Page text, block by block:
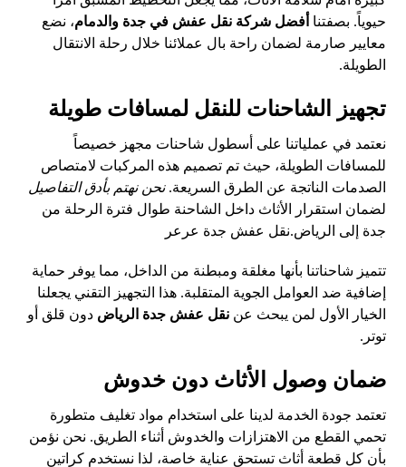
حيوياً. بصفتنا أفضل شركة نقل عفش في جدة والدمام، نضع
معايير صارمة لضمان راحة بال عملائنا خلال رحلة الانتقال
الطويلة.
تجهيز الشاحنات للنقل لمسافات طويلة
نعتمد في عملياتنا على أسطول شاحنات مجهز خصيصاً
للمسافات الطويلة، حيث تم تصميم هذه المركبات لامتصاص
الصدمات الناتجة عن الطرق السريعة.نحن نهتم بأدق التفاصيل
لضمان استقرار الأثاث داخل الشاحنة طوال فترة الرحلة من
جدة إلى الرياض.نقل عفش جدة عرعر
تتميز شاحناتنا بأنها مغلقة ومبطنة من الداخل، مما يوفر حماية
إضافية ضد العوامل الجوية المتقلبة. هذا التجهيز التقني يجعلنا
الخيار الأول لمن يبحث عننقل عفش جدة الرياض دون قلق أو
توتر.
ضمان وصول الأثاث دون خدوش
تعتمد جودة الخدمة لدينا على استخدام مواد تغليف متطورة
تحمي القطع من الاهتزازات والخدوش أثناء الطريق. نحن نؤمن
بأن كل قطعة أثاث تستحق عناية خاصة، لذا نستخدم كراتين